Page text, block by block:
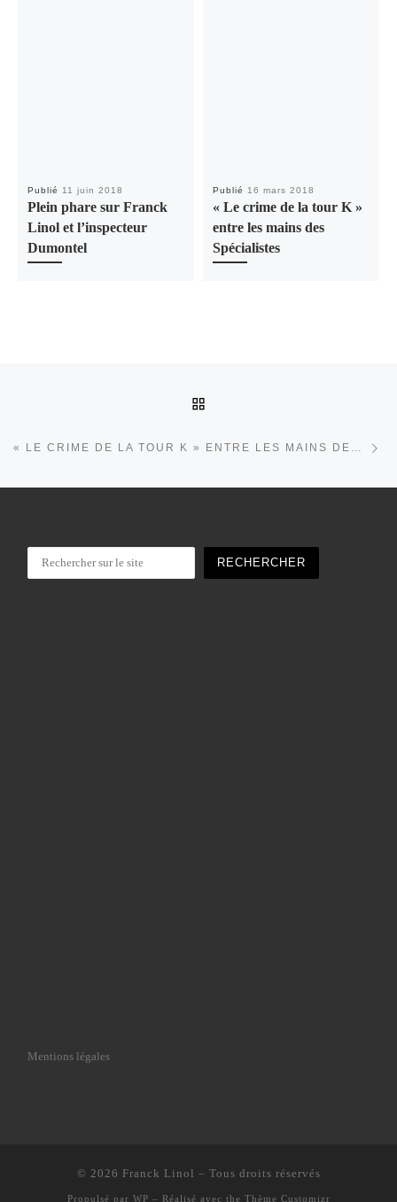
Publié 11 juin 2018
Plein phare sur Franck
Linol et l’inspecteur
Dumontel
Publié 16 mars 2018
« Le crime de la tour K »
entre les mains des
Spécialistes
« LE CRIME DE LA TOUR K » ENTRE LES MAINS DES SPÉCIALISTES
RECHERCHER
Mentions légales
© 2026 Franck Linol – Tous droits réservés
Propulsé par WP – Réalisé avec the Thème Customizr